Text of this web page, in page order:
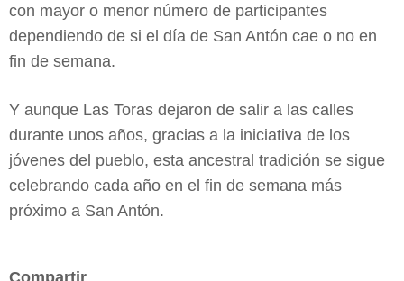
con mayor o menor número de participantes
dependiendo de si el día de San Antón cae o no en
fin de semana.
Y aunque Las Toras dejaron de salir a las calles
durante unos años, gracias a la iniciativa de los
jóvenes del pueblo, esta ancestral tradición se sigue
celebrando cada año en el fin de semana más
próximo a San Antón.